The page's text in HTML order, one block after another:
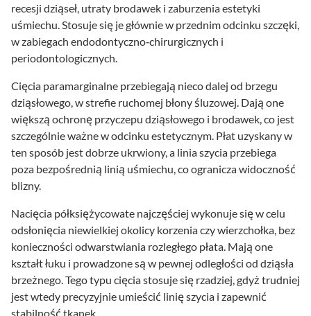
recesji dziąseł, utraty brodawek i zaburzenia estetyki
uśmiechu. Stosuje się je głównie w przednim odcinku szczęki,
w zabiegach endodontyczno‑chirurgicznych i
periodontologicznych.
Cięcia paramarginalne przebiegają nieco dalej od brzegu
dziąsłowego, w strefie ruchomej błony śluzowej. Dają one
większą ochronę przyczepu dziąsłowego i brodawek, co jest
szczególnie ważne w odcinku estetycznym. Płat uzyskany w
ten sposób jest dobrze ukrwiony, a linia szycia przebiega
poza bezpośrednią linią uśmiechu, co ogranicza widoczność
blizny.
Nacięcia półksiężycowate najczęściej wykonuje się w celu
odsłonięcia niewielkiej okolicy korzenia czy wierzchołka, bez
konieczności odwarstwiania rozległego płata. Mają one
kształt łuku i prowadzone są w pewnej odległości od dziąsła
brzeżnego. Tego typu cięcia stosuje się rzadziej, gdyż trudniej
jest wtedy precyzyjnie umieścić linię szycia i zapewnić
stabilność tkanek.